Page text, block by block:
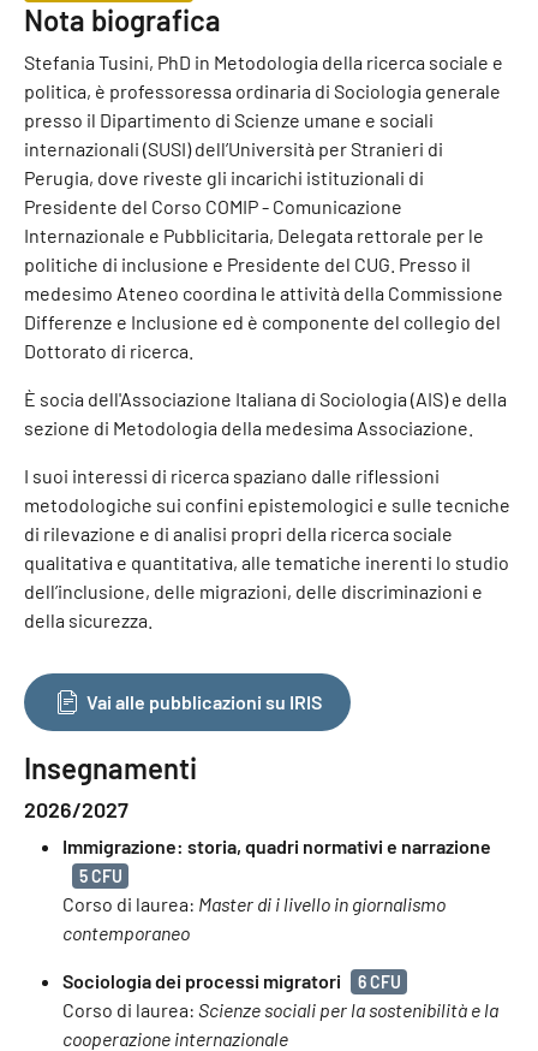
Nota biografica
Stefania Tusini, PhD in Metodologia della ricerca sociale e
politica, è professoressa ordinaria di Sociologia generale
presso il Dipartimento di Scienze umane e sociali
internazionali (SUSI) dell’Università per Stranieri di
Perugia, dove riveste gli incarichi istituzionali di
Presidente del Corso COMIP - Comunicazione
Internazionale e Pubblicitaria, Delegata rettorale per le
politiche di inclusione e Presidente del CUG. Presso il
medesimo Ateneo coordina le attività della Commissione
Differenze e Inclusione ed è componente del collegio del
Dottorato di ricerca.
È socia dell'Associazione Italiana di Sociologia (AIS) e della
sezione di Metodologia della medesima Associazione.
I suoi interessi di ricerca spaziano dalle riflessioni
metodologiche sui confini epistemologici e sulle tecniche
di rilevazione e di analisi propri della ricerca sociale
qualitativa e quantitativa, alle tematiche inerenti lo studio
dell’inclusione, delle migrazioni, delle discriminazioni e
della sicurezza.
Vai alle pubblicazioni su IRIS
Insegnamenti
2026/2027
Immigrazione: storia, quadri normativi e narrazione
5 CFU
Corso di laurea: Master di i livello in giornalismo
contemporaneo
Sociologia dei processi migratori 6 CFU
Corso di laurea: Scienze sociali per la sostenibilità e la
cooperazione internazionale